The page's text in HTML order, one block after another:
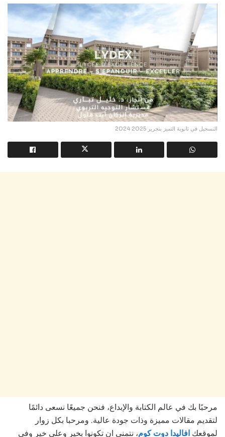
التسجيل في ثانوية التميز بنجرير 2025 2024
مرحبًا بك في عالم الكتابة والإبداع، فنحن جميعًا نسعى دائمًا
لتقديم مقالات مميزة وذات جودة عالية. ومرحبا بكل زوار
لموقعك افاليدا دوت كوم، نتمنى ان تكونوا بخير وعلى خير وفي